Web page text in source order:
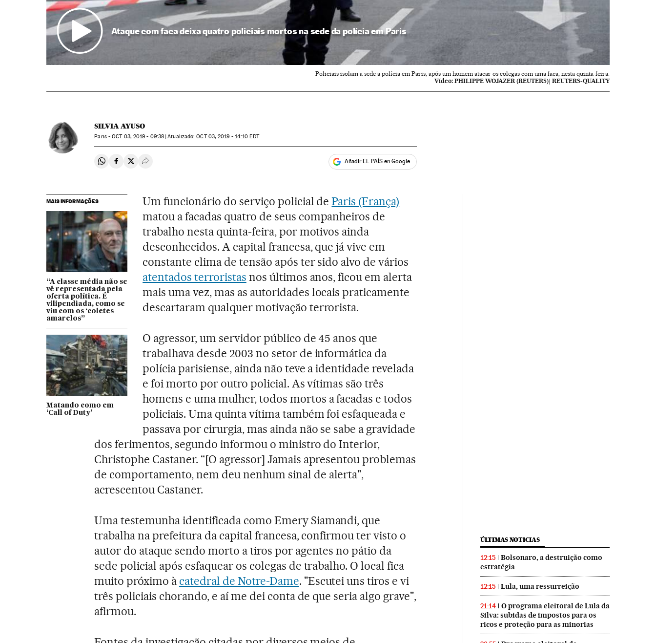
Ataque com faca deixa quatro policiais mortos na sede da polícia em Paris
Policiais isolam a sede a polícia em Paris, após um homem atacar os colegas com uma faca, nesta quinta-feira.
Vídeo: PHILIPPE WOJAZER (REUTERS)| REUTERS-QUALITY
SILVIA AYUSO
Paris -OCT03, 2019 - 09:38 atualizado: OCT03, 2019 - 14:10 EDT
Compartir en Whatsapp
Compartir en Facebook
Compartir en Twitter
Desplegar Redes Sociales Añadir EL PAÍS en Google
MAIS INFORMAÇÕES
“A classe média não se
vê representada pela
oferta política. É
vilipendiada, como se
viu com os ‘coletes
amarelos”
Matando como em
‘Call of Duty’
Um funcionário do serviço policial deParis (França)
matou a facadas quatro de seus companheiros de
trabalho nesta quinta-feira, por motivos ainda
desconhecidos. A capital francesa, que já vive em
constante clima de tensão após ter sido alvo de vários
atentados terroristas nos últimos anos, ficou em alerta
mais uma vez, mas as autoridades locais praticamente
descartaram qualquer motivação terrorista.
O agressor, um servidor público de 45 anos que
trabalhava desde 2003 no setor de informática da
polícia parisiense, ainda não teve a identidade revelada
e foi morto por outro policial. As vítimas são três
homens e uma mulher, todos mortos a facadas e todos
policiais. Uma quinta vítima também foi esfaqueada e
passava por cirurgia, mas ainda não se sabe a gravidade
dos ferimentos, segundo informou o ministro do Interior,
Christophe Castaner. “[O agressor] Jamais apresentou problemas
de comportamento, nem deu nenhum sinal de alerta",
acrescentou Castaner.
Uma testemunha identificada como Emery Siamandi, que
trabalha na prefeitura da capital francesa, confirmou ter visto o
autor do ataque sendo morto a tiros por agentes no pátio da
sede policial após esfaquear os colegas de trabalho. O local fica
muito próximo à catedral de Notre-Dame. "Escutei uns tiros e vi
três policiais chorando, e aí me dei conta de que seria algo grave",
afirmou.
ÚLTIMAS NOTICIAS
12:15
Bolsonaro, a destruição como
estratégia
12:15 Lula, uma ressurreição
21:14
O programa eleitoral de Lula da
Silva: subidas de impostos para os
ricos e proteção para as minorias